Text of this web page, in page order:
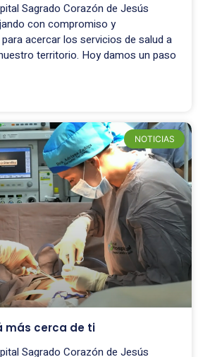
Sagrado Corazón de Jesús
con compromiso y
acercar los servicios de salud a
territorio. Hoy damos un paso
NOTICIAS
más cerca de ti
Sagrado Corazón de Jesús